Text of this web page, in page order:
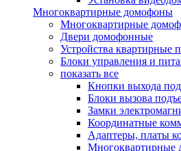
Многоквартирные домофоны
Многоквартирные
Двери домофонные
Устройства квартирные
Блоки управления и
показать все
Кнопки выхода
Блоки вызова
Замки
Координатные
Адаптеры, платы